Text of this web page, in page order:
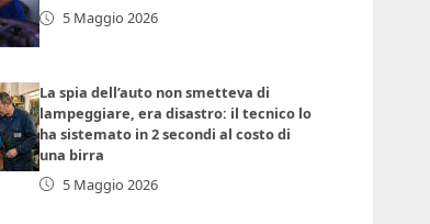
5 Maggio 2026
La spia dell’auto non smetteva di
lampeggiare, era disastro: il tecnico lo
ha sistemato in 2 secondi al costo di
una birra
5 Maggio 2026